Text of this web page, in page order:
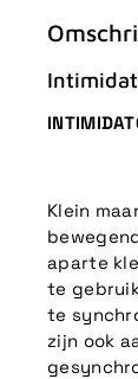
Klein
aparte
te
te
zijn ook